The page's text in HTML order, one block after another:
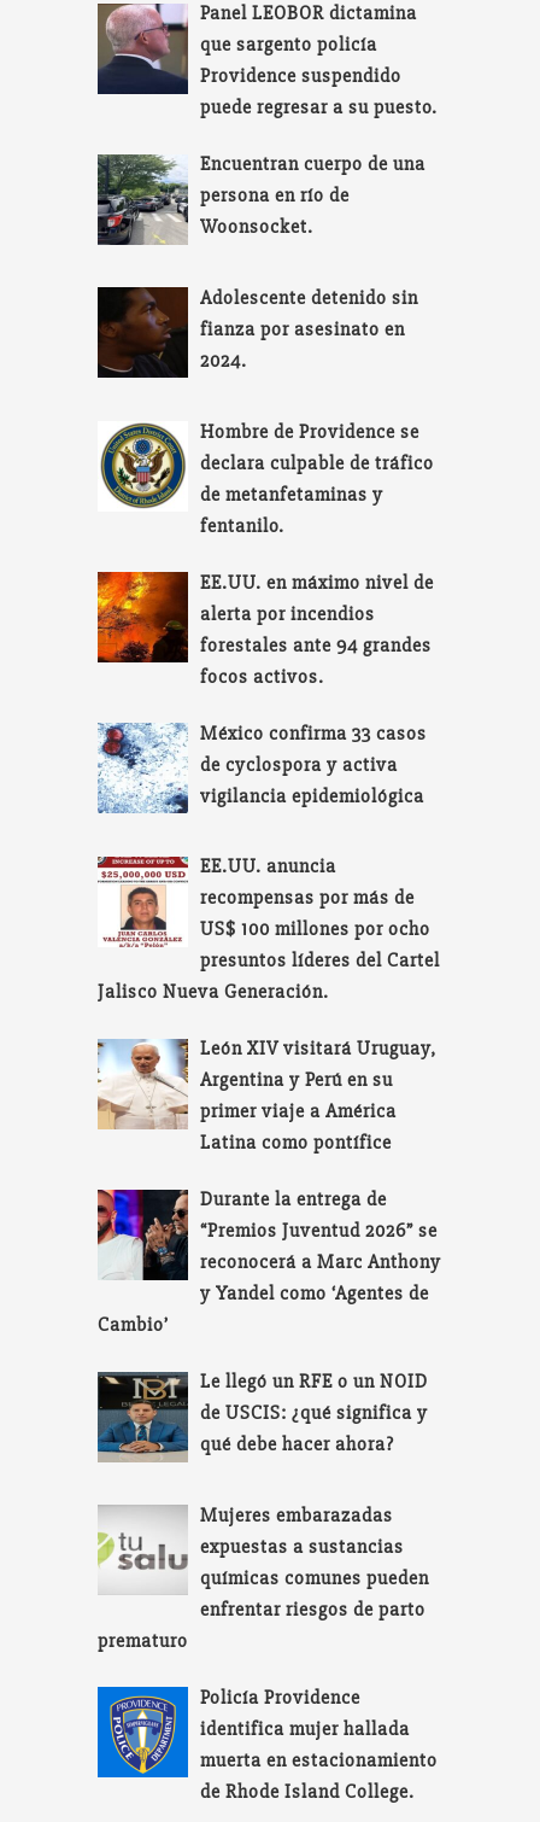
Panel LEOBOR dictamina
que sargento policía
Providence suspendido
puede regresar a su puesto.
Encuentran cuerpo de una
persona en río de
Woonsocket.
Adolescente detenido sin
fianza por asesinato en
2024.
Hombre de Providence se
declara culpable de tráfico
de metanfetaminas y
fentanilo.
EE.UU. en máximo nivel de
alerta por incendios
forestales ante 94 grandes
focos activos.
México confirma 33 casos
de cyclospora y activa
vigilancia epidemiológica
EE.UU. anuncia
recompensas por más de
US$ 100 millones por ocho
presuntos líderes del Cartel
Jalisco Nueva Generación.
León XIV visitará Uruguay,
Argentina y Perú en su
primer viaje a América
Latina como pontífice
Durante la entrega de
“Premios Juventud 2026” se
reconocerá a Marc Anthony
y Yandel como ‘Agentes de
Cambio’
Le llegó un RFE o un NOID
de USCIS: ¿qué significa y
qué debe hacer ahora?
Mujeres embarazadas
expuestas a sustancias
químicas comunes pueden
enfrentar riesgos de parto
prematuro
Policía Providence
identifica mujer hallada
muerta en estacionamiento
de Rhode Island College.